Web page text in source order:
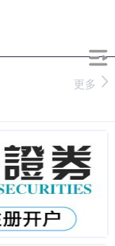
更多